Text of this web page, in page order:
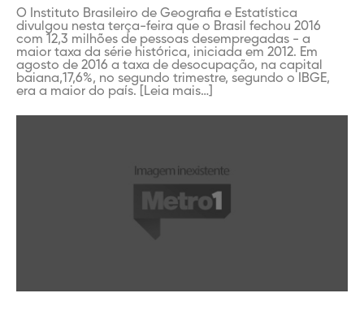
O Instituto Brasileiro de Geografia e Estatística
divulgou nesta terça-feira que o Brasil fechou 2016
com 12,3 milhões de pessoas desempregadas - a
maior taxa da série histórica, iniciada em 2012. Em
agosto de 2016 a taxa de desocupação, na capital
baiana,17,6%, no segundo trimestre, segundo o IBGE,
era a maior do país. [Leia mais…]